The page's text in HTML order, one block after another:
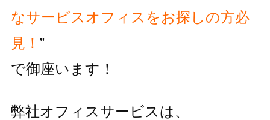
なサービスオフィスをお探しの方必
見！ ”
で御座います！
弊社オフィスサービスは、